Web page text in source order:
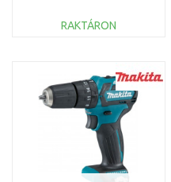
RAKTÁRON
Összehasonlítás